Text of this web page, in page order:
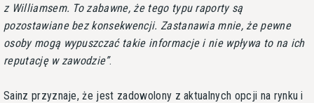
z Williamsem. To zabawne, że tego typu raporty są
pozostawiane bez konsekwencji. Zastanawia mnie, że pewne
osoby mogą wypuszczać takie informacje i nie wpływa to na ich
reputację w zawodzie .
Sainz przyznaje, że jest zadowolony z aktualnych opcji na rynku i